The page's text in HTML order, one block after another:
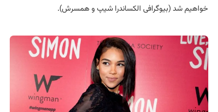
خواهیم شد (بیوگرافی الکساندرا شیپ و همسرش).